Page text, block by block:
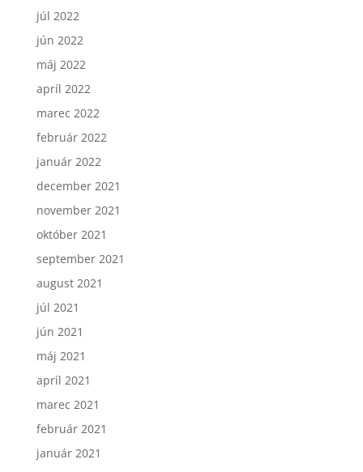
júl 2022
jún 2022
máj 2022
apríl 2022
marec 2022
február 2022
január 2022
december 2021
november 2021
október 2021
september 2021
august 2021
júl 2021
jún 2021
máj 2021
apríl 2021
marec 2021
február 2021
január 2021